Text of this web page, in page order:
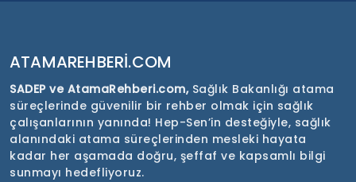
ATAMAREHBERI.COM
SADEP ve AtamaRehberi.com, Sağlık Bakanlığı atama
süreçlerinde güvenilir bir rehber olmak için sağlık
çalışanlarının yanında! Hep-Sen’in desteğiyle, sağlık
alanındaki atama süreçlerinden mesleki hayata
kadar her aşamada doğru, şeffaf ve kapsamlı bilgi
sunmayı hedefliyoruz.